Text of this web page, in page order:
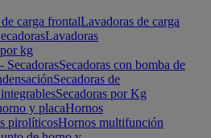
carga frontalLavadoras de carga
Lavadoras
kg
SecadorasSecadoras con bomba de
Secadoras de
Secadoras por Kg
y placaHornos
pirolíticosHornos multifunción